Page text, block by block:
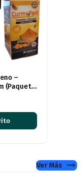
–
(Paquete
Ver Más